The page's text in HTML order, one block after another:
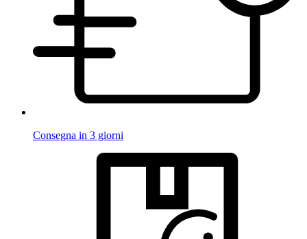
Consegna in 3 giorni